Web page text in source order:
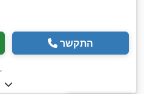
התקשר
,